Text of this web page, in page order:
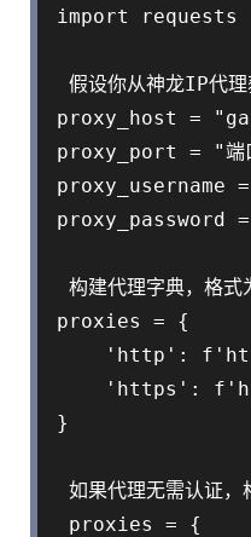
import requests
假设你从神龙IP代
proxy_host =
proxy_port = "
proxy_username
proxy_password
构建代理字典，
proxies = {
'http':
'https':
}
如果代理无需认证，
proxies = {